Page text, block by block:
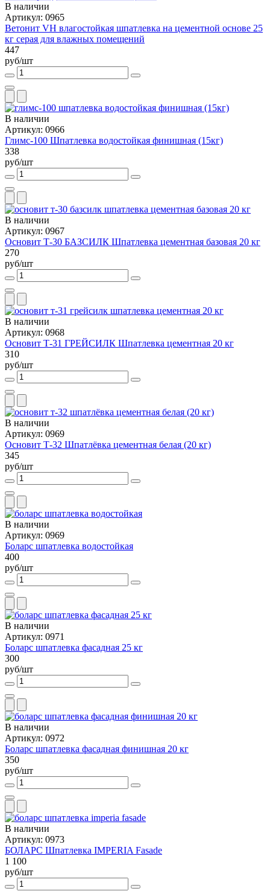
В наличии
Артикул: 0965
Ветонит VH влагостойкая шпатлевка на цементной основе 25
кг серая для влажных помещений
447
руб/шт
В наличии
Артикул: 0966
Глимс-100 Шпатлевка водостойкая финишная (15кг)
338
руб/шт
В наличии
Артикул: 0967
Основит Т-30 БАЗСИЛК Шпатлевка цементная базовая 20 кг
270
руб/шт
В наличии
Артикул: 0968
Основит Т-31 ГРЕЙСИЛК Шпатлевка цементная 20 кг
310
руб/шт
В наличии
Артикул: 0969
Основит Т-32 Шпатлёвка цементная белая (20 кг)
345
руб/шт
В наличии
Артикул: 0969
Боларс шпатлевка водостойкая
400
руб/шт
В наличии
Артикул: 0971
Боларс шпатлевка фасадная 25 кг
300
руб/шт
В наличии
Артикул: 0972
Боларс шпатлевка фасадная финишная 20 кг
350
руб/шт
В наличии
Артикул: 0973
БОЛАРС Шпатлевка IMPERIA Fasade
1 100
руб/шт